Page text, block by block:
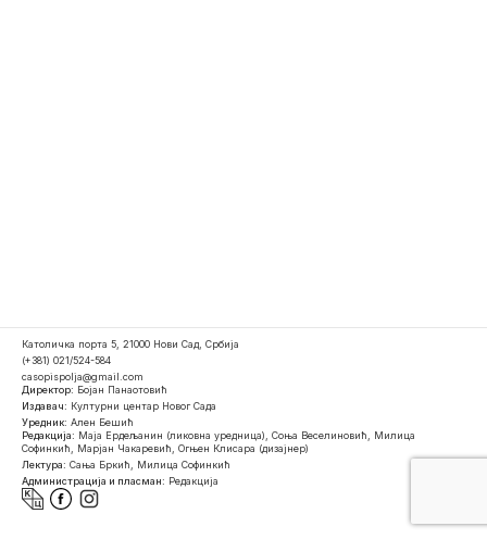
Католичка порта 5, 21000 Нови Сад, Србија
(+381) 021/524-584
casopispolja@gmail.com
Директор: Бојан Панаотовић
Издавач: Културни центар Новог Сада
Уредник: Ален Бешић
Редакција: Маја Ердељанин (ликовна уредница), Соња Веселиновић, Милица
Софинкић, Марјан Чакаревић, Огњен Клисара (дизајнер)
Лектура: Сања Бркић, Милица Софинкић
Администрација и пласман: Редакција